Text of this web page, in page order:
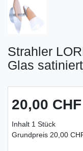
Strahler
Glas
20,00 CHF
Inhalt 1 Stück
Grundpreis 20,00